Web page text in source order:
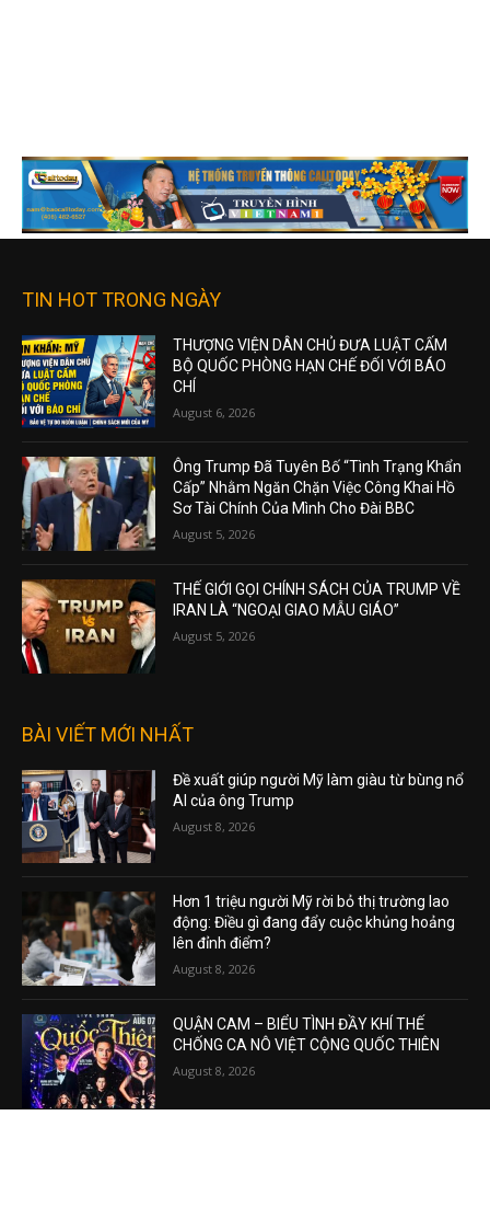
TIN HOT TRONG NGÀY
THƯỢNG VIỆN DÂN CHỦ ĐƯA LUẬT CẤM
BỘ QUỐC PHÒNG HẠN CHẾ ĐỐI VỚI BÁO
CHÍ
August 6, 2026
Ông Trump Đã Tuyên Bố “Tình Trạng Khẩn
Cấp” Nhằm Ngăn Chặn Việc Công Khai Hồ
Sơ Tài Chính Của Mình Cho Đài BBC
August 5, 2026
THẾ GIỚI GỌI CHÍNH SÁCH CỦA TRUMP VỀ
IRAN LÀ “NGOẠI GIAO MẪU GIÁO”
August 5, 2026
BÀI VIẾT MỚI NHẤT
Đề xuất giúp người Mỹ làm giàu từ bùng nổ
AI của ông Trump
August 8, 2026
Hơn 1 triệu người Mỹ rời bỏ thị trường lao
động: Điều gì đang đẩy cuộc khủng hoảng
lên đỉnh điểm?
August 8, 2026
QUẬN CAM – BIỂU TÌNH ĐẦY KHÍ THẾ
CHỐNG CA NÔ VIỆT CỘNG QUỐC THIÊN
August 8, 2026